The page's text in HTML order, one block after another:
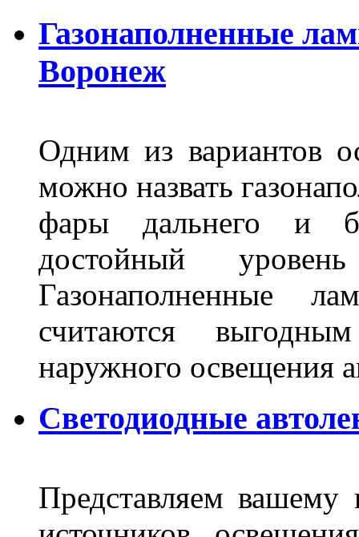
Газонаполненные
Воронеж
Одним из вариантов
можно назвать
фары дальнего и
достойный
Газонаполненные
считаются
наружного освещения
Светодиодные
Представляем